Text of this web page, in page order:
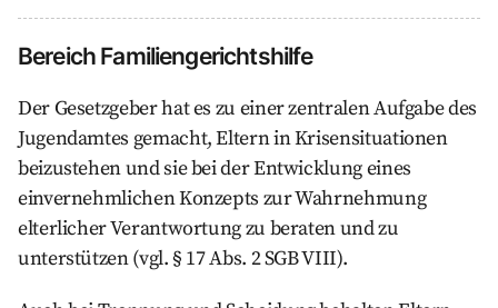
Auf Facebook teilen
Auf Twitter teilen
Per Link teilen
shareViaEmail
Bereich Familiengerichtshilfe
Der Gesetzgeber hat es zu einer zentralen Aufgabe des
Jugendamtes gemacht, Eltern in Krisensituationen
beizustehen und sie bei der Entwicklung eines
einvernehmlichen Konzepts zur Wahrnehmung
elterlicher Verantwortung zu beraten und zu
unterstützen (vgl. § 17 Abs. 2 SGB VIII).